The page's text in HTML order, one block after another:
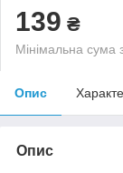
139 ₴
Мінімальна сума
Опис
Опис